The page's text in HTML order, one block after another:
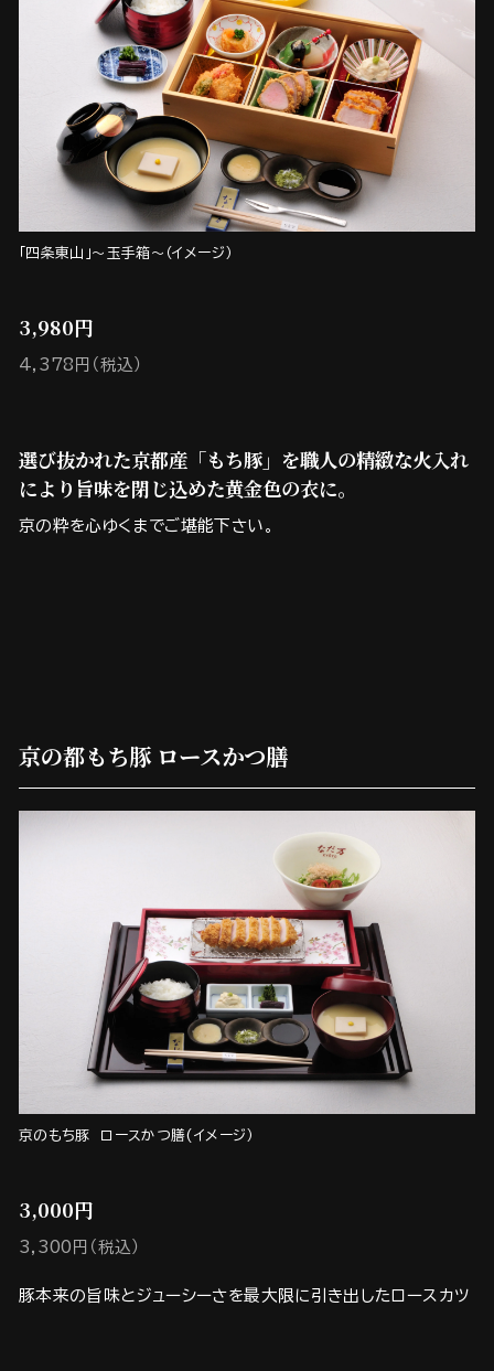
「四条東山」～玉手箱～（イメージ）
3,980円
4,378円（税込）
選び抜かれた京都産「もち豚」を職人の精緻な火入れ
により旨味を閉じ込めた黄金色の衣に。
京の粋を心ゆくまでご堪能下さい。
京の都もち豚 ロースかつ膳
京のもち豚 ロースかつ膳(イメージ）
3,000円
3,300円（税込）
豚本来の旨味とジューシーさを最大限に引き出したロースカツ